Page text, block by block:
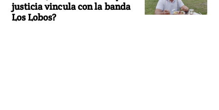
justicia vincula con la banda
Los Lobos?